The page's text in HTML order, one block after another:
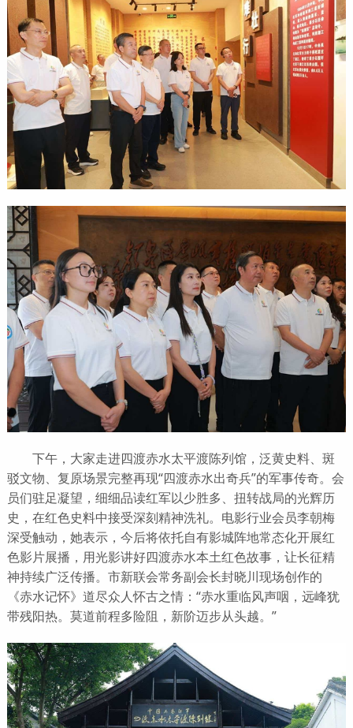
下午，大家走进四渡赤水太平渡陈列馆，泛黄史料、斑
驳文物、复原场景完整再现“四渡赤水出奇兵”的军事传奇。会
员们驻足凝望，细细品读红军以少胜多、扭转战局的光辉历
史，在红色史料中接受深刻精神洗礼。电影行业会员李朝梅
深受触动，她表示，今后将依托自有影城阵地常态化开展红
色影片展播，用光影讲好四渡赤水本土红色故事，让长征精
神持续广泛传播。市新联会常务副会长封晓川现场创作的
《赤水记怀》道尽众人怀古之情：“赤水重临风声咽，远峰犹
带残阳热。莫道前程多险阻，新阶迈步从头越。”